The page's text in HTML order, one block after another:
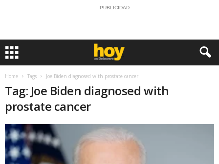
PUBLICIDAD
Home Tags Joe Biden diagnosed with prostate cancer
Tag: Joe Biden diagnosed with
prostate cancer